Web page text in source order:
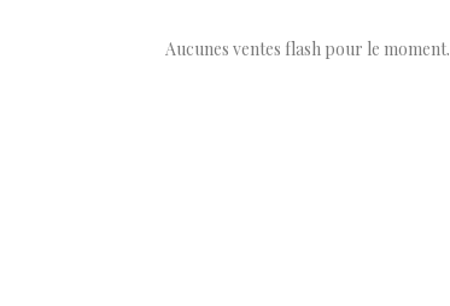
Aucunes ventes flash pour le moment.